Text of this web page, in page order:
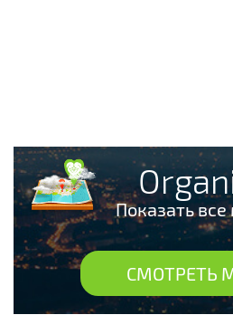
Показать
СМОТРЕТЬ